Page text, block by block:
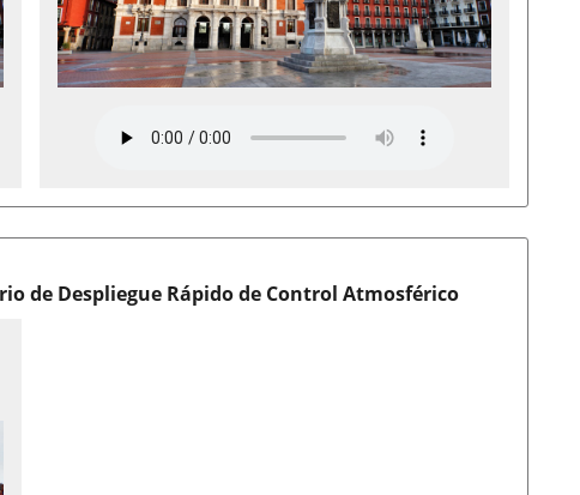
de Despliegue Rápido de Control Atmosférico